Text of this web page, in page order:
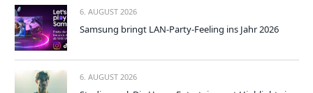
6. AUGUST 2026
Samsung bringt LAN-Party-Feeling ins Jahr 2026
6. AUGUST 2026